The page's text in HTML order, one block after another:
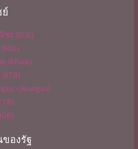
ย์ (SCB)
(KBank)
ธยา (Krungsri)
องรัฐ